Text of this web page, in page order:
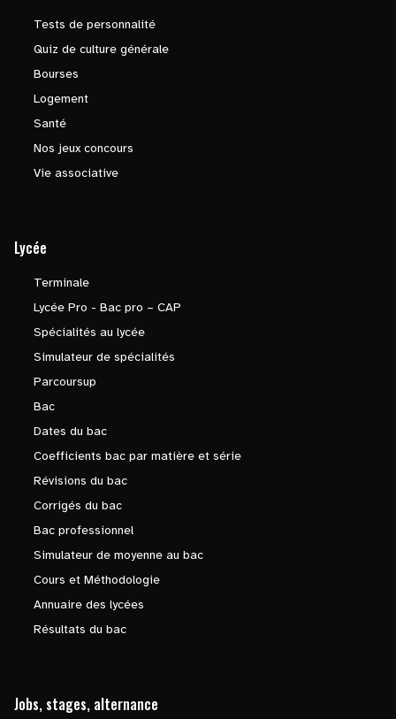
Tests de personnalité
Quiz de culture générale
Bourses
Logement
Santé
Nos jeux concours
Vie associative
Lycée
Terminale
Lycée Pro - Bac pro – CAP
Spécialités au lycée
Simulateur de spécialités
Parcoursup
Bac
Dates du bac
Coefficients bac par matière et série
Révisions du bac
Corrigés du bac
Bac professionnel
Simulateur de moyenne au bac
Cours et Méthodologie
Annuaire des lycées
Résultats du bac
Jobs, stages, alternance